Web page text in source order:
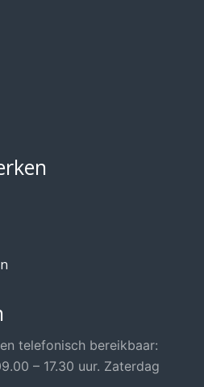
telefonisch bereikbaar:
– 17.30 uur. Zaterdag